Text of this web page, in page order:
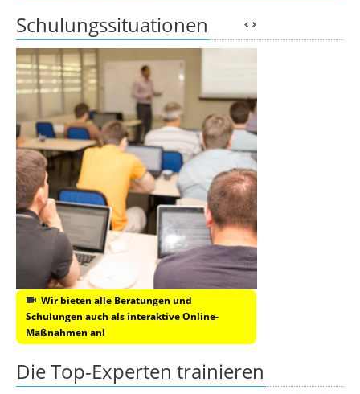
Schulungssituationen
Wir bieten alle Beratungen und
Schulungen auch als interaktive Online-
Maßnahmen an!
Die Top-Experten trainieren